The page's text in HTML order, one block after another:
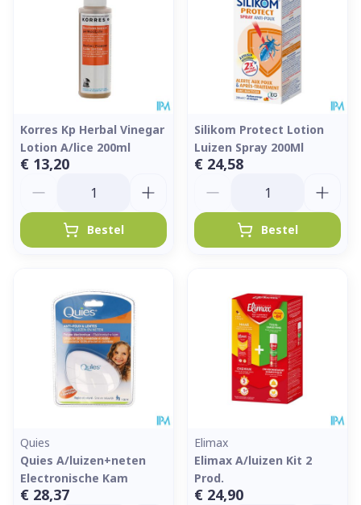
Korres Kp Herbal Vinegar
Lotion A/lice 200ml
€ 13,20
Bestel
Silikom Protect Lotion
Luizen Spray 200Ml
€ 24,58
Bestel
Quies
Quies A/luizen+neten
Electronische Kam
€ 28,37
Elimax
Elimax A/luizen Kit 2
Prod.
€ 24,90